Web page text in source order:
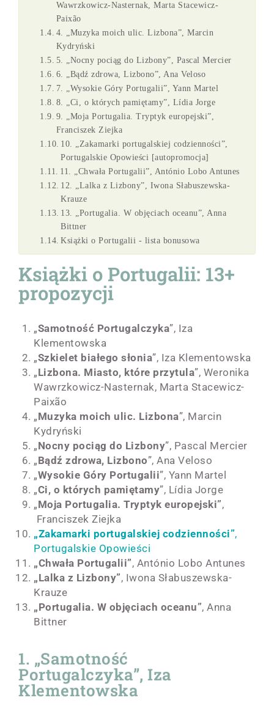
Wawrzkowicz-Nasternak, Marta Stacewicz-
Paixão
4. „Muzyka moich ulic. Lizbona”, Marcin
Kydryński
5. „Nocny pociąg do Lizbony”, Pascal Mercier
6. „Bądź zdrowa, Lizbono”, Ana Veloso
7. „Wysokie Góry Portugalii”, Yann Martel
8. „Ci, o których pamiętamy”, Lídia Jorge
9. „Moja Portugalia. Tryptyk europejski”,
Franciszek Ziejka
10. „Zakamarki portugalskiej codzienności”,
Portugalskie Opowieści [autopromocja]
11. „Chwała Portugalii”, António Lobo Antunes
12. „Lalka z Lizbony”, Iwona Słabuszewska-
Krauze
13. „Portugalia. W objęciach oceanu”, Anna
Bittner
Książki o Portugalii - lista bonusowa
Książki o Portugalii: 13+
propozycji
„Samotność Portugalczyka”, Iza
Klementowska
„Szkielet białego słonia”, Iza Klementowska
„Lizbona. Miasto, które przytula”, Weronika
Wawrzkowicz-Nasternak, Marta Stacewicz-
Paixão
„Muzyka moich ulic. Lizbona”, Marcin
Kydryński
„Nocny pociąg do Lizbony”, Pascal Mercier
„Bądź zdrowa, Lizbono”, Ana Veloso
„Wysokie Góry Portugalii”, Yann Martel
„Ci, o których pamiętamy”, Lídia Jorge​
„Moja Portugalia. Tryptyk europejski”,
Franciszek Ziejka
„Zakamarki portugalskiej codzienności”,
Portugalskie Opowieści
„Chwała Portugalii”, António Lobo Antunes
„Lalka z Lizbony”, Iwona Słabuszewska-
Krauze
„Portugalia. W objęciach oceanu”, Anna
Bittner
1. „Samotność
Portugalczyka”, Iza
Klementowska